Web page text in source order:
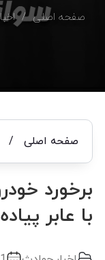
صفحه اصلی/
صفحه اصلی/
برخورد
با عابر پیاده